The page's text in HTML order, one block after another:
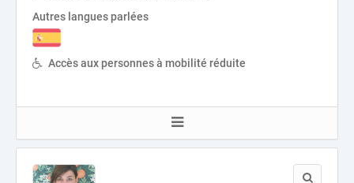
Autres langues parlées
Accès aux personnes à mobilité réduite